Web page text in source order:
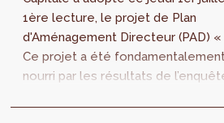
1ère lecture, le projet de Plan
d'Aménagement Directeur (PAD) «
Ce projet a été
nourri par les résultats de